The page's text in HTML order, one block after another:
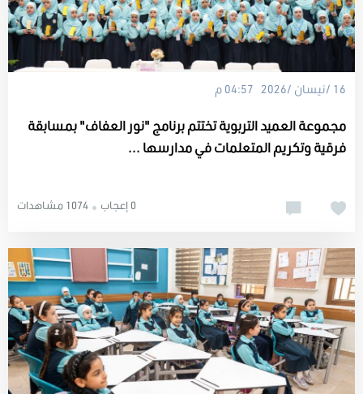
16 /نيسان /2026 04:57 م
مجموعة العميد التربوية تختتم برنامج "نور العفاف" بمسابقة
فرقية وتكريم المتعلمات في مدارسها ...
1074 مشاهدات 0 إعجاب